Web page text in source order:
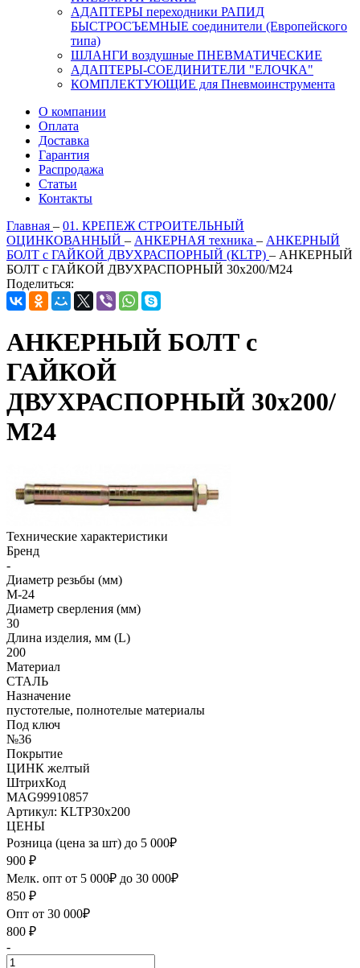
АДАПТЕРЫ переходники РАПИД
БЫСТРОСЪЕМНЫЕ соединители (Европейского
типа)
ШЛАНГИ воздушные ПНЕВМАТИЧЕСКИЕ
АДАПТЕРЫ-СОЕДИНИТЕЛИ "ЕЛОЧКА"
КОМПЛЕКТУЮЩИЕ для Пневмоинструмента
О компании
Оплата
Доставка
Гарантия
Распродажа
Статьи
Контакты
Главная – 01. КРЕПЕЖ СТРОИТЕЛЬНЫЙ
ОЦИНКОВАННЫЙ – АНКЕРНАЯ техника – АНКЕРНЫЙ
БОЛТ с ГАЙКОЙ ДВУХРАСПОРНЫЙ (КLTP) – АНКЕРНЫЙ
БОЛТ с ГАЙКОЙ ДВУХРАСПОРНЫЙ 30х200/М24
Поделиться:
АНКЕРНЫЙ БОЛТ с
ГАЙКОЙ
ДВУХРАСПОРНЫЙ 30х200/
М24
Технические характеристики
Бренд
-
Диаметр резьбы (мм)
М-24
Диаметр сверления (мм)
30
Длина изделия, мм (L)
200
Материал
СТАЛЬ
Назначение
пустотелые, полнотелые материалы
Под ключ
№36
Покрытие
ЦИНК желтый
ШтрихКод
MAG99910857
Артикул: КLTP30х200
ЦЕНЫ
Розница (цена за шт) до 5 000₽
900 ₽
Мелк. опт от 5 000₽ до 30 000₽
850 ₽
Опт от 30 000₽
800 ₽
-